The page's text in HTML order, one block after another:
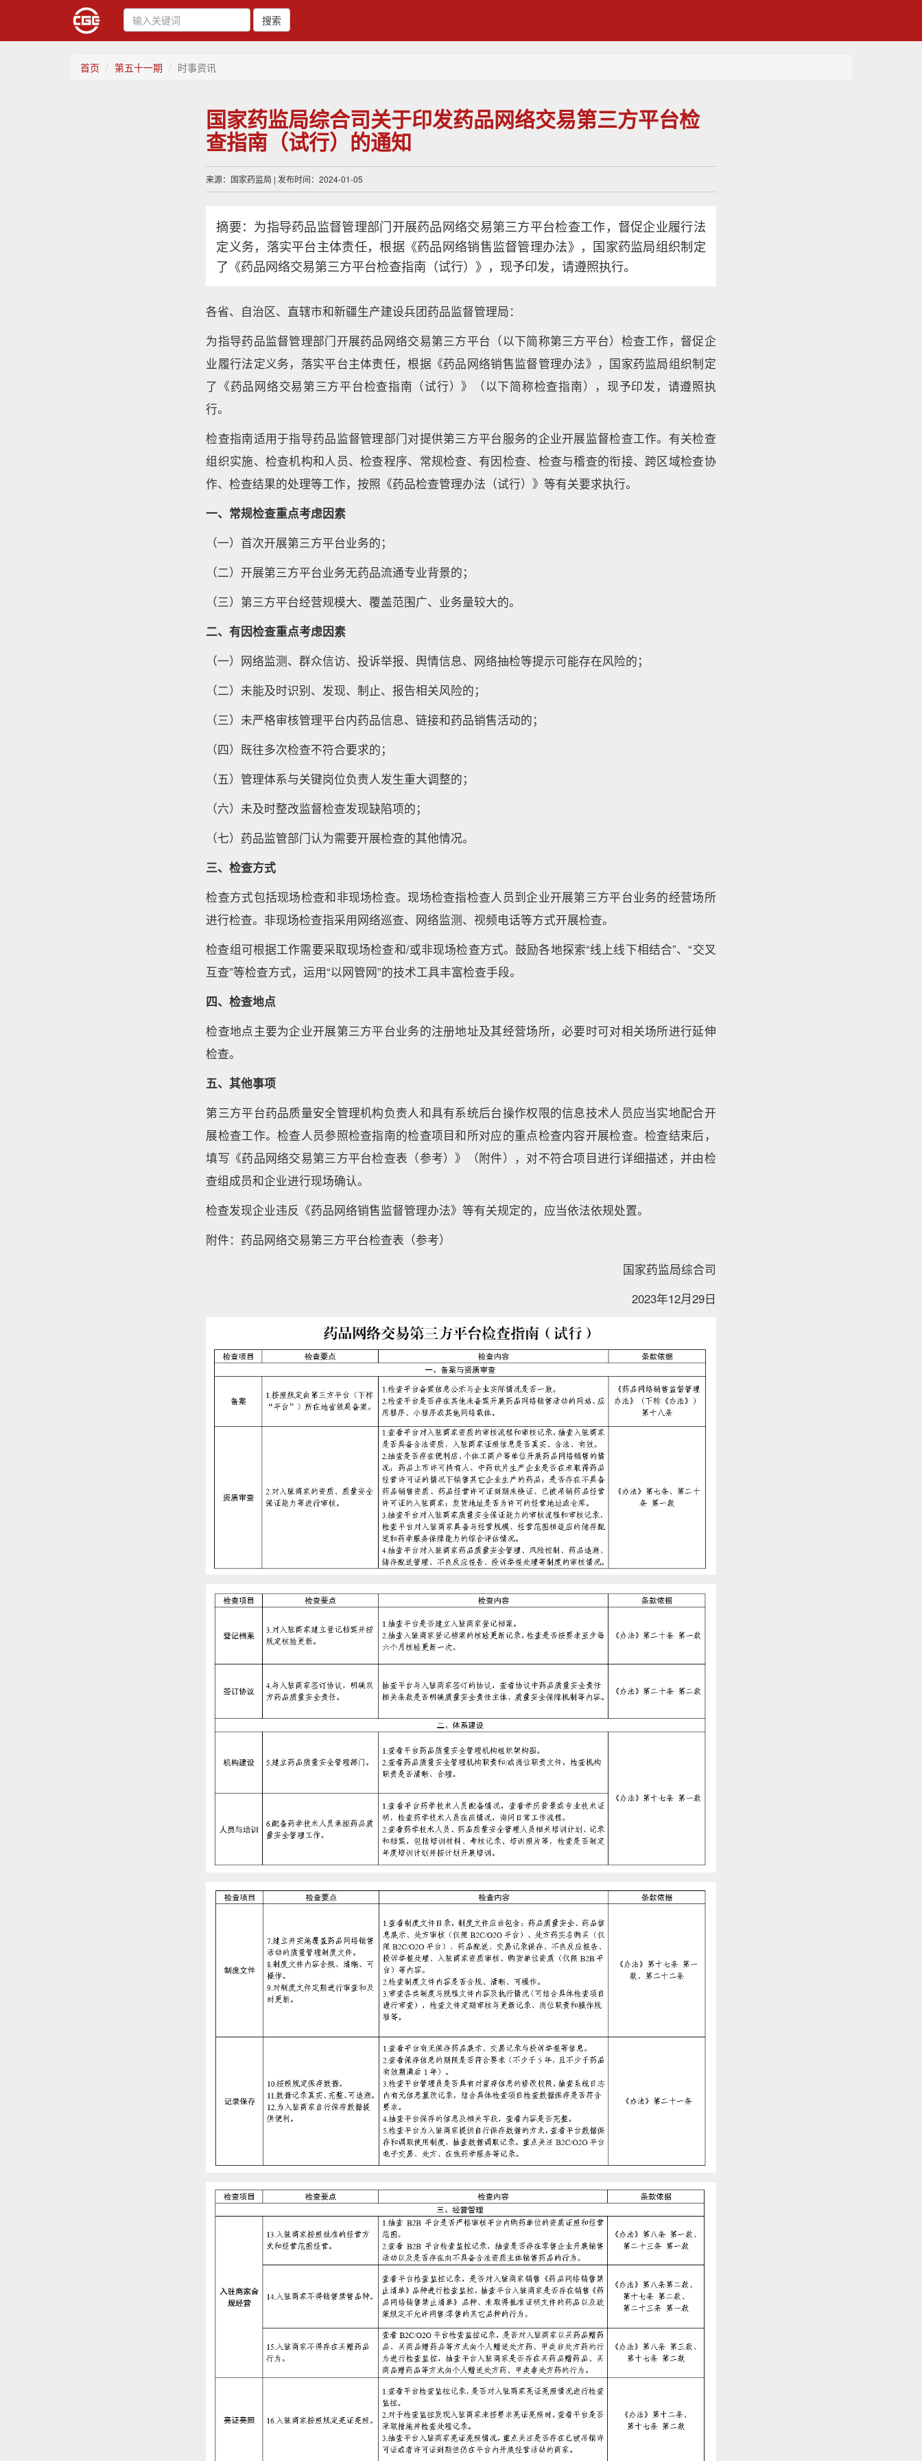
搜索
首页 第五十一期 时事资讯
国家药监局综合司关于印发药品网络交易第三方平台检
查指南（试行）的通知
来源：国家药监局 | 发布时间：2024-01-05
摘要：为指导药品监督管理部门开展药品网络交易第三方平台检查工作，督促企业履行法
定义务，落实平台主体责任，根据《药品网络销售监督管理办法》，国家药监局组织制定
了《药品网络交易第三方平台检查指南（试行）》，现予印发，请遵照执行。
各省、自治区、直辖市和新疆生产建设兵团药品监督管理局：
为指导药品监督管理部门开展药品网络交易第三方平台（以下简称第三方平台）检查工作，督促企
业履行法定义务，落实平台主体责任，根据《药品网络销售监督管理办法》，国家药监局组织制定
了《药品网络交易第三方平台检查指南（试行）》（以下简称检查指南），现予印发，请遵照执
行。
检查指南适用于指导药品监督管理部门对提供第三方平台服务的企业开展监督检查工作。有关检查
组织实施、检查机构和人员、检查程序、常规检查、有因检查、检查与稽查的衔接、跨区域检查协
作、检查结果的处理等工作，按照《药品检查管理办法（试行）》等有关要求执行。
一、常规检查重点考虑因素
（一）首次开展第三方平台业务的；
（二）开展第三方平台业务无药品流通专业背景的；
（三）第三方平台经营规模大、覆盖范围广、业务量较大的。
二、有因检查重点考虑因素
（一）网络监测、群众信访、投诉举报、舆情信息、网络抽检等提示可能存在风险的；
（二）未能及时识别、发现、制止、报告相关风险的；
（三）未严格审核管理平台内药品信息、链接和药品销售活动的；
（四）既往多次检查不符合要求的；
（五）管理体系与关键岗位负责人发生重大调整的；
（六）未及时整改监督检查发现缺陷项的；
（七）药品监管部门认为需要开展检查的其他情况。
三、检查方式
检查方式包括现场检查和非现场检查。现场检查指检查人员到企业开展第三方平台业务的经营场所
进行检查。非现场检查指采用网络巡查、网络监测、视频电话等方式开展检查。
检查组可根据工作需要采取现场检查和/或非现场检查方式。鼓励各地探索“线上线下相结合”、“交叉
互查”等检查方式，运用“以网管网”的技术工具丰富检查手段。
四、检查地点
检查地点主要为企业开展第三方平台业务的注册地址及其经营场所，必要时可对相关场所进行延伸
检查。
五、其他事项
第三方平台药品质量安全管理机构负责人和具有系统后台操作权限的信息技术人员应当实地配合开
展检查工作。检查人员参照检查指南的检查项目和所对应的重点检查内容开展检查。检查结束后，
填写《药品网络交易第三方平台检查表（参考）》（附件），对不符合项目进行详细描述，并由检
查组成员和企业进行现场确认。
检查发现企业违反《药品网络销售监督管理办法》等有关规定的，应当依法依规处置。
附件：药品网络交易第三方平台检查表（参考）
国家药监局综合司
2023年12月29日